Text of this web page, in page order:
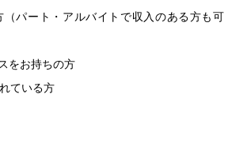
パート・アルバイトで収入のある方も可
をお持ちの方
ている方